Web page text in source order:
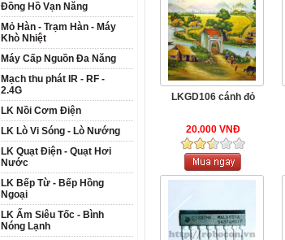
LKGD106 cánh đỏ
20.000 VNĐ
Đồng Hồ Vạn Năng
Mỏ Hàn - Trạm Hàn - Máy
Khò Nhiệt
Máy Cấp Nguồn Đa Năng
Mạch thu phát IR - RF -
2.4G
LK Nồi Cơm Điện
LK Lò Vi Sóng - Lò Nướng
LK Quạt Điện - Quạt Hơi
Nước
LK Bếp Từ - Bếp Hồng
Ngoại
LK Ấm Siêu Tốc - Bình
Nóng Lạnh